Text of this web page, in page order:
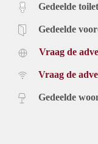
Gedeelde toilet
Gedeelde
Vraag de
Vraag de
Gedeelde